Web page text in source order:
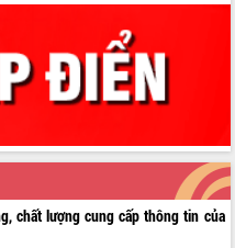
chất lượng cung cấp thông tin của